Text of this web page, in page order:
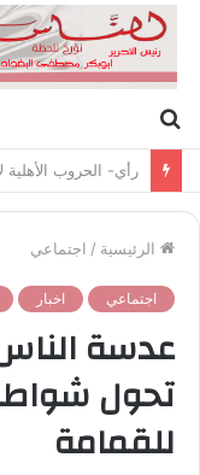
عن
رأي- الحروب الأهلية
الرئيسية / اجتماعي
اجتماعي اخبار
عدسة
تحول
للقمامة